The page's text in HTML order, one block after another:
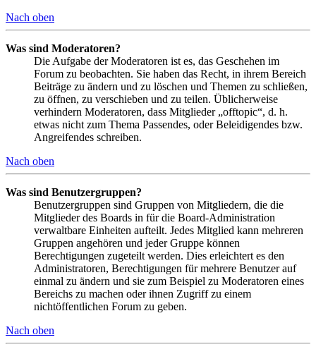
Nach oben
Was sind Moderatoren?
Die Aufgabe der Moderatoren ist es, das Geschehen im
Forum zu beobachten. Sie haben das Recht, in ihrem Bereich
Beiträge zu ändern und zu löschen und Themen zu schließen,
zu öffnen, zu verschieben und zu teilen. Üblicherweise
verhindern Moderatoren, dass Mitglieder „offtopic“, d. h.
etwas nicht zum Thema Passendes, oder Beleidigendes bzw.
Angreifendes schreiben.
Nach oben
Was sind Benutzergruppen?
Benutzergruppen sind Gruppen von Mitgliedern, die die
Mitglieder des Boards in für die Board-Administration
verwaltbare Einheiten aufteilt. Jedes Mitglied kann mehreren
Gruppen angehören und jeder Gruppe können
Berechtigungen zugeteilt werden. Dies erleichtert es den
Administratoren, Berechtigungen für mehrere Benutzer auf
einmal zu ändern und sie zum Beispiel zu Moderatoren eines
Bereichs zu machen oder ihnen Zugriff zu einem
nichtöffentlichen Forum zu geben.
Nach oben